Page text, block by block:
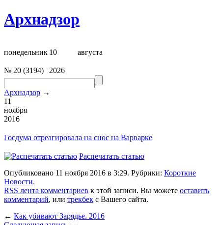
Архнадзор
понедельник 10 августа
№ 20 (3194) 2026
Архнадзор →
11
ноября
2016
Госдума отреагировала на снос на Варварке
Распечатать статью
Опубликовано 11 ноября 2016 в 3:29. Рубрики: Короткие
Новости.
RSS лента комментариев к этой записи. Вы можете оставить
комментарий, или трекбек с Вашего сайта.
← Как убивают Зарядье. 2016